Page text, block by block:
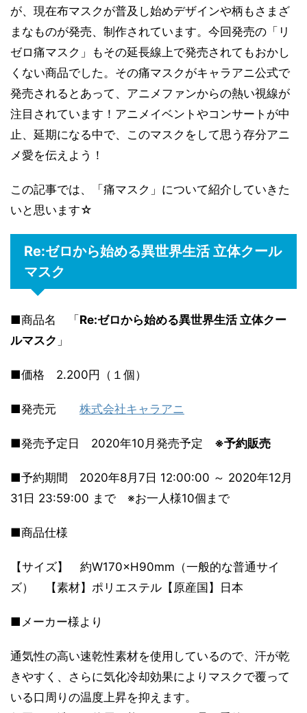
が、現在布マスクが普及し始めデザインや柄もさまざ
まなものが発売、制作されています。今回発売の「リ
ゼロ痛マスク」もその延長線上で発売されてもおかし
くない商品でした。その痛マスクがキャラアニ公式で
発売されるとあって、アニメファンからの熱い視線が
注目されています！アニメイベントやコンサートが中
止、延期になる中で、このマスクをして思う存分アニ
メ愛を伝えよう！
この記事では、「痛マスク」について紹介していきた
いと思います☆
Re:ゼロから始める異世界生活 立体クール
マスク
■商品名 「 Re:ゼロから始める異世界生活 立体クー
ルマスク 」
■価格 2.200円（１個）
■発売元 株式会社キャラアニ
■発売予定日 2020年10月発売予定 ※予約販売
■予約期間 2020年8月7日 12:00:00 ～ 2020年12月
31日 23:59:00 まで ※お一人様10個まで
■商品仕様
【サイズ】 約W170×H90mm（一般的な普通サイ
ズ） 【素材】ポリエステル【原産国】日本
■メーカー様より
通気性の高い速乾性素材を使用しているので、汗が乾
きやすく、さらに気化冷却効果によりマスクで覆って
いる口周りの温度上昇を抑えます。